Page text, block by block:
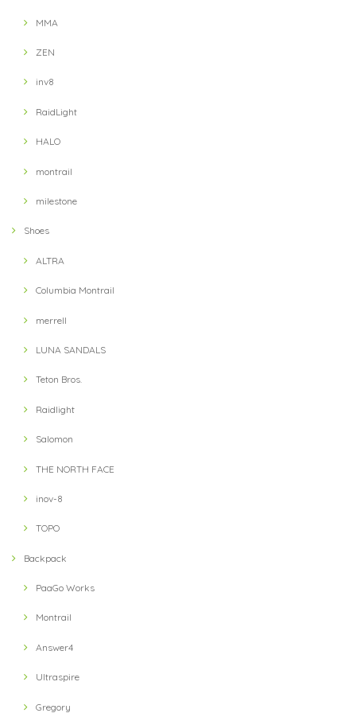
MMA
ZEN
inv8
RaidLight
HALO
montrail
milestone
Shoes
ALTRA
Columbia Montrail
merrell
LUNA SANDALS
Teton Bros.
Raidlight
Salomon
THE NORTH FACE
inov-8
TOPO
Backpack
PaaGo Works
Montrail
Answer4
Ultraspire
Gregory